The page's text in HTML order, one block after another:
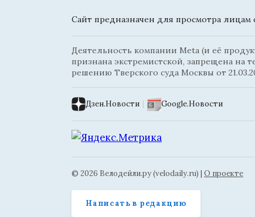
Сайт предназначен для просмотра лицам
Деятельность компании Meta (и её
признана экстремистской, запрещена на
решению Тверского суда Москвы от
Дзен.Новости | Google.Новости
© 2026 Велодейли.ру (velodaily.ru) | О проекте
Написать в редакцию